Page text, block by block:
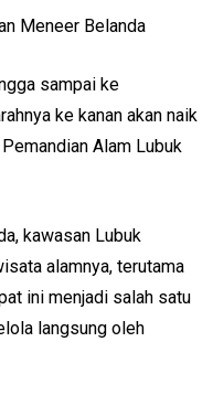
Meneer Belanda
sampai ke
ke kanan akan naik
Alam Lubuk
kawasan Lubuk
alamnya, terutama
ini menjadi salah satu
langsung oleh